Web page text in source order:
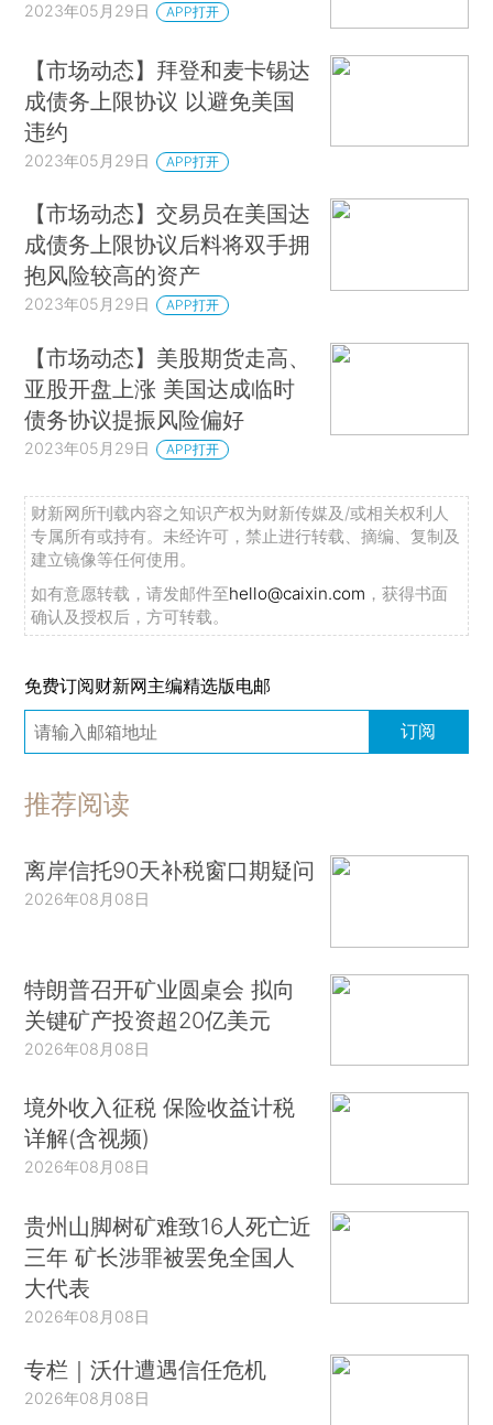
2023年05月29日 APP打开
【市场动态】拜登和麦卡锡达
成债务上限协议 以避免美国
违约
2023年05月29日 APP打开
【市场动态】交易员在美国达
成债务上限协议后料将双手拥
抱风险较高的资产
2023年05月29日 APP打开
【市场动态】美股期货走高、
亚股开盘上涨 美国达成临时
债务协议提振风险偏好
2023年05月29日 APP打开
财新网所刊载内容之知识产权为财新传媒及/或相关权利人
专属所有或持有。未经许可，禁止进行转载、摘编、复制及
建立镜像等任何使用。
如有意愿转载，请发邮件至hello@caixin.com ，获得书面
确认及授权后，方可转载。
免费订阅财新网主编精选版电邮
订阅
推荐阅读
离岸信托90天补税窗口期疑问
2026年08月08日
特朗普召开矿业圆桌会 拟向
关键矿产投资超20亿美元
2026年08月08日
境外收入征税 保险收益计税
详解(含视频)
2026年08月08日
贵州山脚树矿难致16人死亡近
三年 矿长涉罪被罢免全国人
大代表
2026年08月08日
专栏｜沃什遭遇信任危机
2026年08月08日